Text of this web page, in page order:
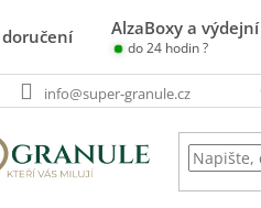
AlzaBoxy a
do 24 hodin ?
info@super-granule.cz